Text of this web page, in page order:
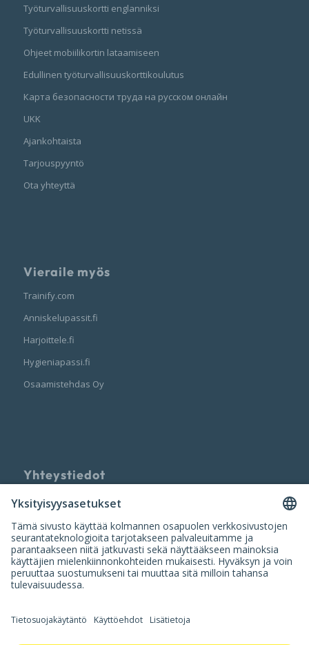
Työturvallisuuskortti englanniksi
Työturvallisuuskortti netissä
Ohjeet mobiilikortin lataamiseen
Edullinen työturvallisuuskorttikoulutus
Карта безопасности труда на русском онлайн
UKK
Ajankohtaista
Tarjouspyyntö
Ota yhteyttä
Vieraile myös
Trainify.com
Anniskelupassit.fi
Harjoittele.fi
Hygieniapassi.fi
Osaamistehdas Oy
Yhteystiedot
Palvelun tarjoaa
Nuumi Oy
info@nuumi.fi
P. 010 200 2250 (ark. 10-14)
Y-tunnus: 3420554-9